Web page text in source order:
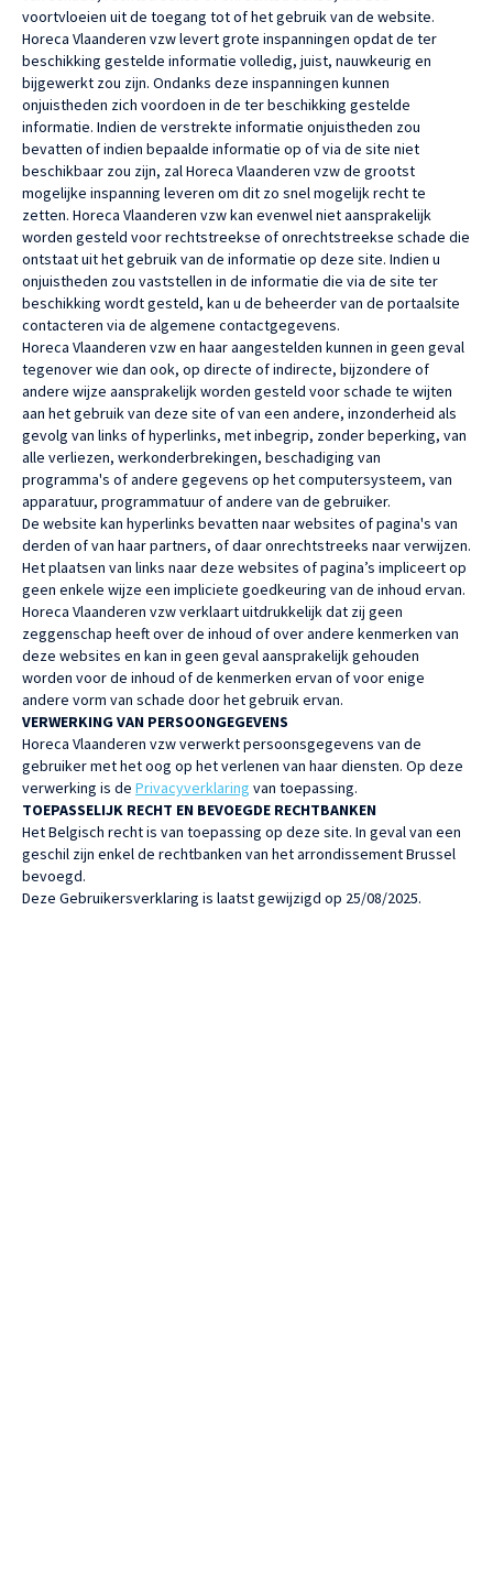
voortvloeien uit de toegang tot of het gebruik van de website.
Horeca Vlaanderen vzw levert grote inspanningen opdat de ter
beschikking gestelde informatie volledig, juist, nauwkeurig en
bijgewerkt zou zijn. Ondanks deze inspanningen kunnen
onjuistheden zich voordoen in de ter beschikking gestelde
informatie. Indien de verstrekte informatie onjuistheden zou
bevatten of indien bepaalde informatie op of via de site niet
beschikbaar zou zijn, zal Horeca Vlaanderen vzw de grootst
mogelijke inspanning leveren om dit zo snel mogelijk recht te
zetten. Horeca Vlaanderen vzw kan evenwel niet aansprakelijk
worden gesteld voor rechtstreekse of onrechtstreekse schade die
ontstaat uit het gebruik van de informatie op deze site. Indien u
onjuistheden zou vaststellen in de informatie die via de site ter
beschikking wordt gesteld, kan u de beheerder van de portaalsite
contacteren via de algemene contactgegevens.
Horeca Vlaanderen vzw en haar aangestelden kunnen in geen geval
tegenover wie dan ook, op directe of indirecte, bijzondere of
andere wijze aansprakelijk worden gesteld voor schade te wijten
aan het gebruik van deze site of van een andere, inzonderheid als
gevolg van links of hyperlinks, met inbegrip, zonder beperking, van
alle verliezen, werkonderbrekingen, beschadiging van
programma's of andere gegevens op het computersysteem, van
apparatuur, programmatuur of andere van de gebruiker.
De website kan hyperlinks bevatten naar websites of pagina's van
derden of van haar partners, of daar onrechtstreeks naar verwijzen.
Het plaatsen van links naar deze websites of pagina’s impliceert op
geen enkele wijze een impliciete goedkeuring van de inhoud ervan.
Horeca Vlaanderen vzw verklaart uitdrukkelijk dat zij geen
zeggenschap heeft over de inhoud of over andere kenmerken van
deze websites en kan in geen geval aansprakelijk gehouden
worden voor de inhoud of de kenmerken ervan of voor enige
andere vorm van schade door het gebruik ervan.
VERWERKING VAN PERSOONGEGEVENS
Horeca Vlaanderen vzw verwerkt persoonsgegevens van de
gebruiker met het oog op het verlenen van haar diensten. Op deze
verwerking is de Privacyverklaring van toepassing.
TOEPASSELIJK RECHT EN BEVOEGDE RECHTBANKEN
Het Belgisch recht is van toepassing op deze site. In geval van een
geschil zijn enkel de rechtbanken van het arrondissement Brussel
bevoegd.
Deze Gebruikersverklaring is laatst gewijzigd op 25/08/2025.